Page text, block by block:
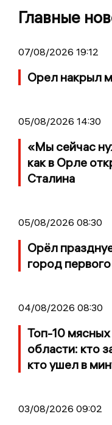
Главные
07/08/2026 19:12
Орел накрыл
05/08/2026 14:30
«Мы сейчас
как в Орле
Сталина
05/08/2026 08:30
Орёл
город
04/08/2026 08:30
Топ-10
области: кто
кто ушел в
03/08/2026 09:02